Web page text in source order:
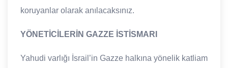
koruyanlar olarak anılacaksınız.
YÖNETİCİLERİN GAZZE İSTİSMARI
Yahudi varlığı İsrail’in Gazze halkına yönelik katliam